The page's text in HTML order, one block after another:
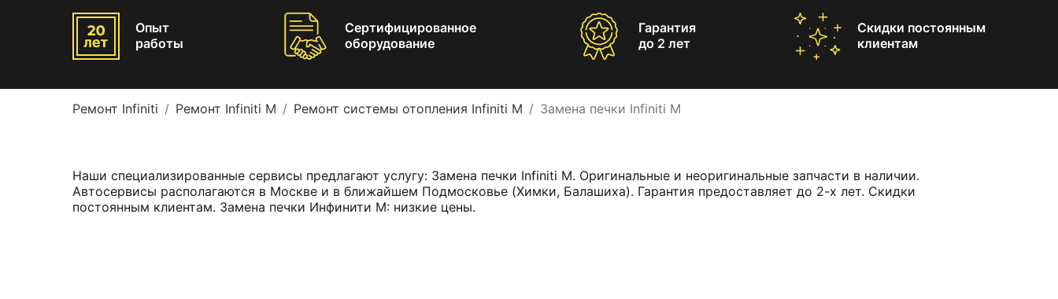
Опыт
работы
Сертифицированное
оборудование
Гарантия
до 2 лет
Скидки постоянным
клиентам
Ремонт Infiniti Ремонт Infiniti M Ремонт системы отопления Infiniti M Замена печки Infiniti M
Наши специализированные сервисы предлагают услугу: Замена печки Infiniti M. Оригинальные и неоригинальные запчасти в наличии.
Автосервисы располагаются в Москве и в ближайшем Подмосковье (Химки, Балашиха). Гарантия предоставляет до 2-х лет. Скидки
постоянным клиентам. Замена печки Инфинити M: низкие цены.